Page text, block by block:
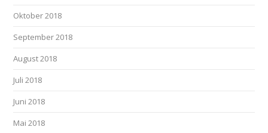
Oktober 2018
September 2018
August 2018
Juli 2018
Juni 2018
Mai 2018